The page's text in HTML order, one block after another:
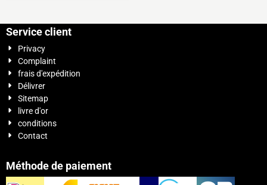
Service client
Privacy
Complaint
frais d'expédition
Délivrer
Sitemap
livre d'or
conditions
Contact
Méthode de paiement